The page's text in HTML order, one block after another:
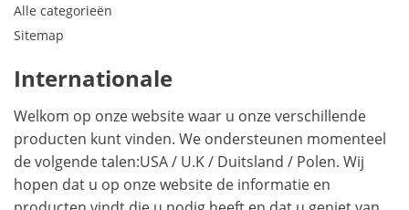
Alle categorieën
Sitemap
Internationale
Welkom op onze website waar u onze verschillende
producten kunt vinden. We ondersteunen momenteel
de volgende talen:USA/ U.K/ Duitsland / Polen. Wij
hopen dat u op onze website de informatie en